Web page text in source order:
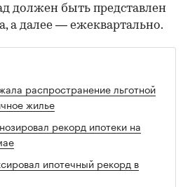
должен быть представлен
а далее — ежеквартально.
распространение льготной
жилье
рекорд ипотеки на
ипотечный рекорд в